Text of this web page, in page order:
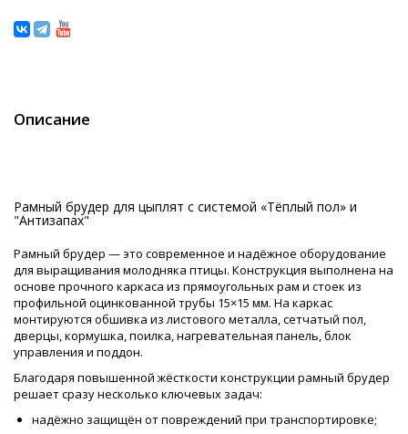
Описание
Рамный брудер для цыплят с системой «Тёплый пол» и
"Антизапах"
Рамный брудер — это современное и надёжное оборудование
для выращивания молодняка птицы. Конструкция выполнена на
основе прочного каркаса из прямоугольных рам и стоек из
профильной оцинкованной трубы 15×15 мм. На каркас
монтируются обшивка из листового металла, сетчатый пол,
дверцы, кормушка, поилка, нагревательная панель, блок
управления и поддон.
Благодаря повышенной жёсткости конструкции рамный брудер
решает сразу несколько ключевых задач:
надёжно защищён от повреждений при транспортировке;